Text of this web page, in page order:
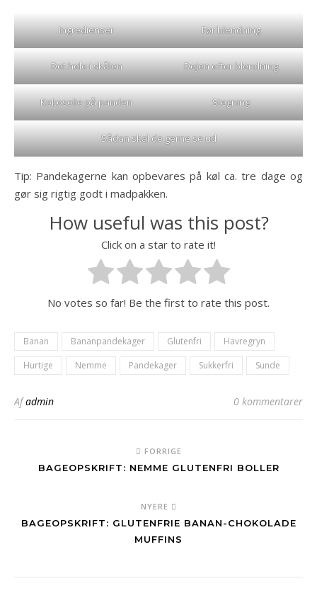
Ingredienser Før blendning
Det hele i skålen Dejen efter blendning
Kokosolie på panden Stegning
Sådan skal de gerne se ud
Tip: Pandekagerne kan opbevares på køl ca. tre dage og
gør sig rigtig godt i madpakken.
How useful was this post?
Click on a star to rate it!
No votes so far! Be the first to rate this post.
Banan Bananpandekager Glutenfri
Havregryn
Hurtige
Nemme Pandekager Sukkerfri Sunde
Afadmin 0 kommentarer
FORRIGE
BAGEOPSKRIFT: NEMME GLUTENFRI BOLLER
NYERE
BAGEOPSKRIFT: GLUTENFRIE BANAN-CHOKOLADE
MUFFINS